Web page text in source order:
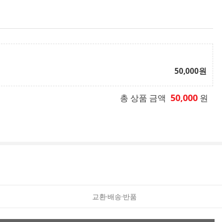
50,000원
총 상품 금액 50,000 원
교환·배송·반품